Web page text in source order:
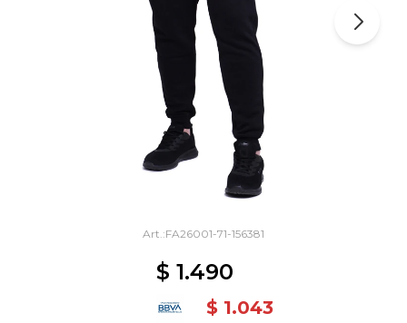
FA26001-71-156381
$ 1.490
$ 1.043